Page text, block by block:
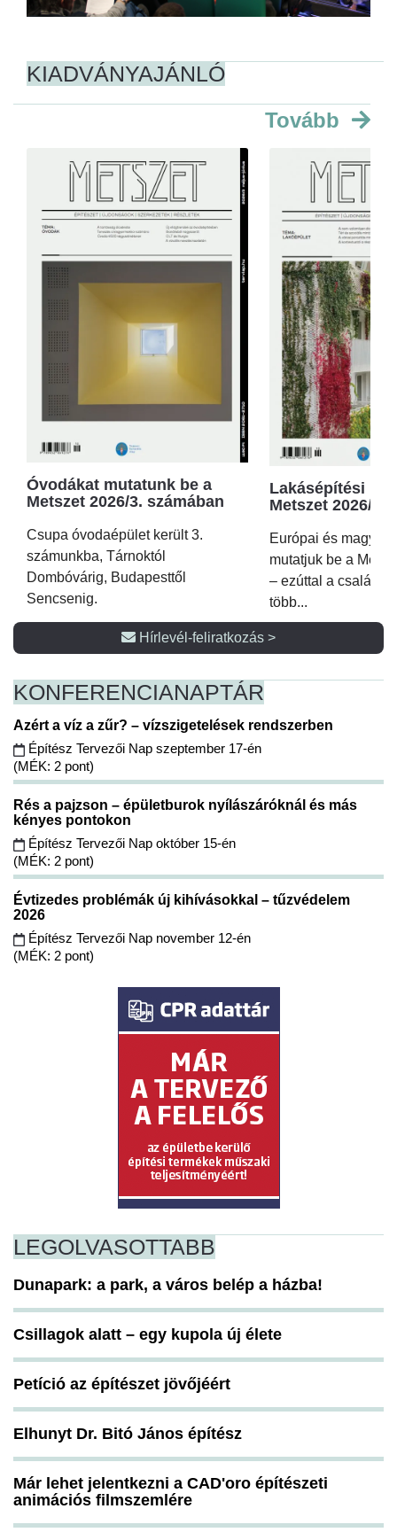
KIADVÁNYAJÁNLÓ
Tovább
Óvodákat mutatunk be a
Metszet 2026/3. számában
Csupa óvodaépület került 3.
számunkba, Tárnoktól
Dombóvárig, Budapesttől
Sencsenig.
Lakásépítési
Metszet 2026/2.
Európai és magyar
mutatjuk be a
– ezúttal a családi
több...
Hírlevél-feliratkozás >
KONFERENCIANAPTÁR
Azért a víz a zűr? – vízszigetelések rendszerben
Építész Tervezői Nap szeptember 17-én
(MÉK: 2 pont)
Rés a pajzson – épületburok nyílászáróknál és más
kényes pontokon
Építész Tervezői Nap október 15-én
(MÉK: 2 pont)
Évtizedes problémák új kihívásokkal – tűzvédelem
2026
Építész Tervezői Nap november 12-én
(MÉK: 2 pont)
LEGOLVASOTTABB
Dunapark: a park, a város belép a házba!
Csillagok alatt – egy kupola új élete
Petíció az építészet jövőjéért
Elhunyt Dr. Bitó János építész
Már lehet jelentkezni a CAD'oro építészeti
animációs filmszemlére